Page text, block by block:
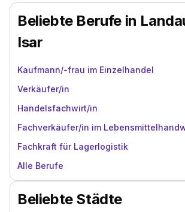
Beliebte Berufe in
Isar
Kaufmann/-frau im Einzelhandel
Verkäufer/in
Handelsfachwirt/in
Fachverkäufer/in im
Fachkraft für Lagerlogistik
Alle Berufe
Beliebte Städte